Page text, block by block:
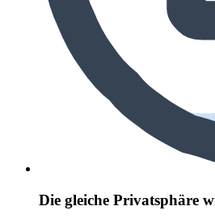
Die gleiche Privatsphäre